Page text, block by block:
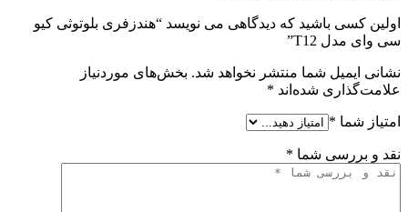
اولین کسی باشید که دیدگاهی می نویسد “هندزفری بلوتوثی کیو
سی وای مدل T12”
نشانی ایمیل شما منتشر نخواهد شد. بخش‌های موردنیاز
علامت‌گذاری شده‌اند *
امتیاز شما *
نقد و بررسی شما *